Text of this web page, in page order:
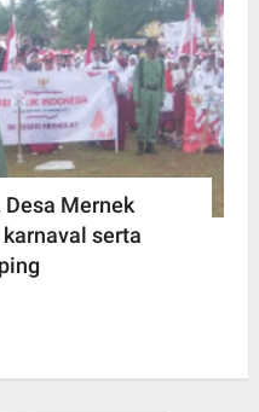
Desa Mernek
serta